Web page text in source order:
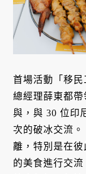
首場活動「移民
總經理薛東都
與，與 30 位印
次的破冰交流
離，特別是在
的美食進行交